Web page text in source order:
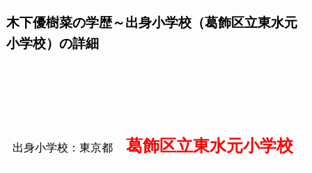
木下優樹菜の学歴～出身小学校（葛飾区立東水元
小学校）の詳細
出身小学校：東京都 葛飾区立東水元小学校